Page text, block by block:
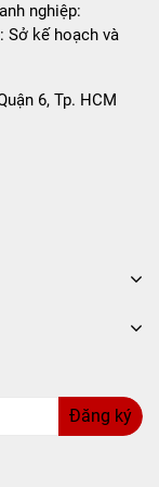
suốt chặng
lái, tạo sự quý
cấp.
toàn không
hợp với nhiều
tốt nh ất.
cỡ nhỏ.
chỗ, 7 chỗ.
15 chỗ, 16
nghiệp:
Sở kế hoạch và
6, Tp. HCM
Đăng ký